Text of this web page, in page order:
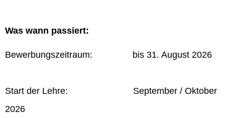
Was wann passiert:
Bewerbungszeitraum: bis 31. August 2026
Start der Lehre: September / Oktober
2026